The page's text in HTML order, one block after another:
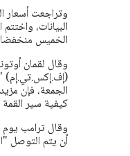
وتراجعت أسعار
البيانات،
الخميس منخفضا 0.6 بالمئة.
وقال لقمان
(إف.إكس.تي.إم)
الجمعة، فإن
كيفية سير
وقال ترامب يوم
أن يتم التوصل